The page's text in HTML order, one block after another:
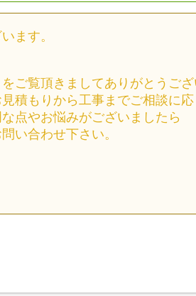
ます。
ご覧頂きましてありがとうご
積もりから工事までご相談に
点やお悩みがございましたら
い合わせ下さい。